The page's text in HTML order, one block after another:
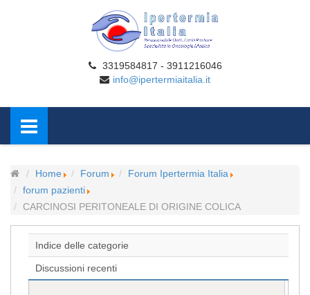
3319584817 - 3911216046
info@ipertermiaitalia.it
Home Forum
Forum Ipertermia Italia
forum pazienti
CARCINOSI PERITONEALE DI ORIGINE COLICA
Indice delle categorie
Discussioni recenti